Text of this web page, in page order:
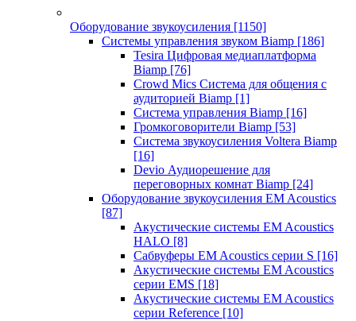
Оборудование звукоусиления [1150]
Системы управления звуком Biamp [186]
Tesira Цифровая медиаплатформа
Biamp [76]
Crowd Mics Система для общения с
аудиторией Biamp [1]
Система управления Biamp [16]
Громкоговорители Biamp [53]
Система звукоусиления Voltera Biamp
[16]
Devio Аудиорешение для
переговорных комнат Biamp [24]
Оборудование звукоусиления EM Acoustics
[87]
Акустические системы EM Acoustics
HALO [8]
Сабвуферы EM Acoustics серии S [16]
Акустические системы EM Acoustics
серии EMS [18]
Акустические системы EM Acoustics
серии Reference [10]